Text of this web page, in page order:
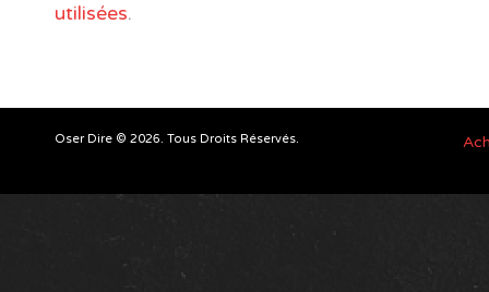
utilisées.
Oser Dire © 2026. Tous Droits Réservés.